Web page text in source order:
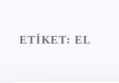
Yasal Uyarı
ETIKET: EL